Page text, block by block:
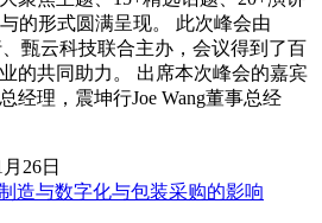
的形式圆满呈现。 此次峰会由
甄云科技联合主办，会议得到了百
的共同助力。 出席本次峰会的嘉宾
经理，震坤行Joe Wang董事总经
26日